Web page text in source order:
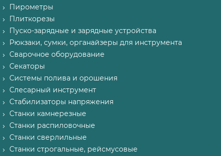
Пирометры
Плиткорезы
Пуско-зарядные и зарядные устройства
Рюкзаки, сумки, органайзеры для инструмента
Сварочное оборудование
Секаторы
Системы полива и орошения
Слесарный инструмент
Стабилизаторы напряжения
Станки камнерезные
Станки распиловочные
Станки сверлильные
Станки строгальные, рейсмусовые